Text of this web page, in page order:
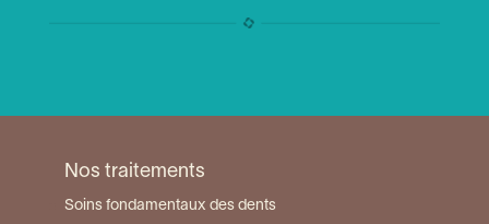
Nos traitements
Soins fondamentaux des dents